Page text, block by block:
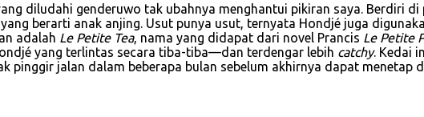
diludahi genderuwo tak ubahnya menghantui pikiran saya. Berdiri di
berarti anak anjing. Usut punya usut, ternyata Hondjé juga
adalah Le Petite Tea, nama yang didapat dari novel Prancis Le Petite
yang terlintas secara tiba-tiba—dan terdengar lebih catchy. Kedai
pinggir jalan dalam beberapa bulan sebelum akhirnya dapat menetap